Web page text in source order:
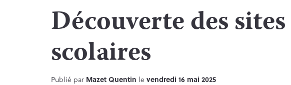
Découverte des
scolaires
Publié par Mazet Quentin le vendredi 16 mai 2025